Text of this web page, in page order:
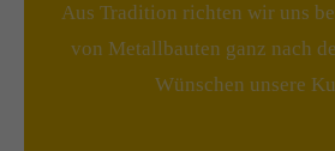
Aus Tradition richten wir uns
von Metallbauten ganz nach
Wünschen unsere